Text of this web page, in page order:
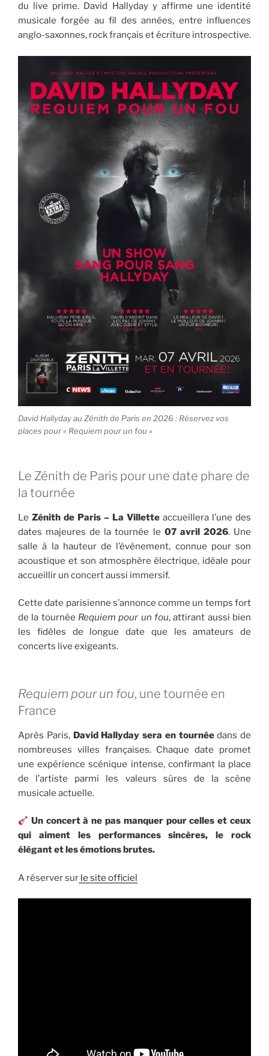
du live prime. David Hallyday y affirme une identité
musicale forgée au fil des années, entre influences
anglo-saxonnes, rock français et écriture introspective.
David Hallyday au Zénith de Paris en 2026 : Réservez vos
places pour « Requiem pour un fou »
Le Zénith de Paris pour une date phare de
la tournée
Le Zénith de Paris – La Villette accueillera l’une des
dates majeures de la tournée le 07 avril 2026. Une
salle à la hauteur de l’événement, connue pour son
acoustique et son atmosphère électrique, idéale pour
accueillir un concert aussi immersif.
Cette date parisienne s’annonce comme un temps fort
de la tournée Requiem pour un fou, attirant aussi bien
les fidèles de longue date que les amateurs de
concerts live exigeants.
Requiem pour un fou, une tournée en
France
Après Paris, David Hallyday sera en tournéedans de
nombreuses villes françaises. Chaque date promet
une expérience scénique intense, confirmant la place
de l’artiste parmi les valeurs sûres de la scène
musicale actuelle.
Un concert à ne pas manquer pour celles et ceux
qui aiment les performances sincères, le rock
élégant et les émotions brutes.
A réserver sur le site officiel